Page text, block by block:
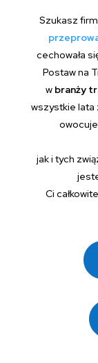
Szukasz
cechowała
Postaw na
w branży
wszystkie lata
jak i tych
Ci